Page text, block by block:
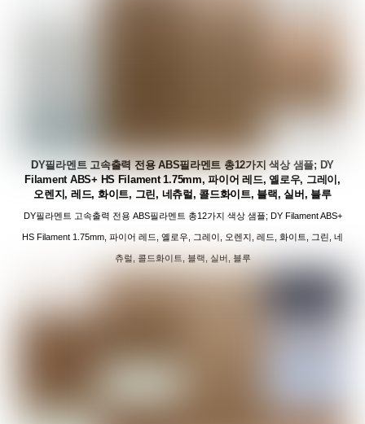
DY필라멘트 고속출력 전용 ABS필라멘트 총12가지 색상 샘플; DY
Filament ABS+ HS Filament 1.75mm, 파이어 레드, 옐로우, 그레이,
오렌지, 레드, 화이트, 그린, 네츄럴, 콜드화이트, 블랙, 실버, 블루
DY필라멘트 고속출력 전용 ABS필라멘트 총12가지 색상 샘플; DY Filament ABS+
HS Filament 1.75mm, 파이어 레드, 옐로우, 그레이, 오렌지, 레드, 화이트, 그린, 네
츄럴, 콜드화이트, 블랙, 실버, 블루